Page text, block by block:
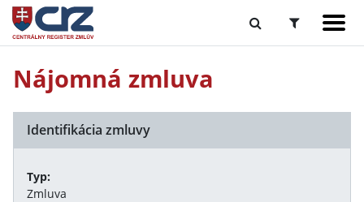
Nájomná zmluva
Identifikácia zmluvy
Typ:
Zmluva